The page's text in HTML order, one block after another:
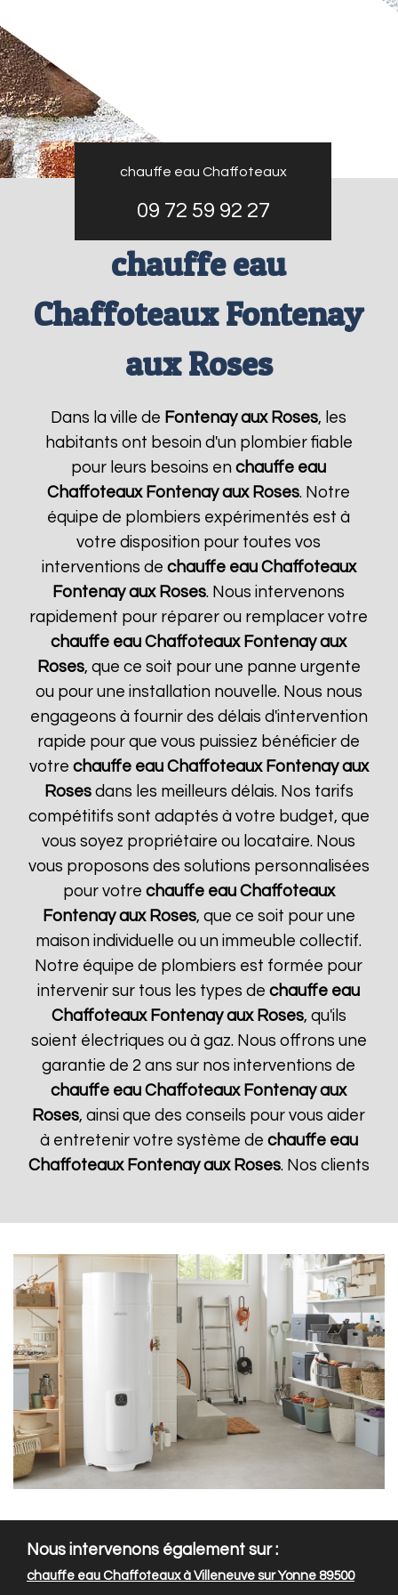
chauffe eau Chaffoteaux
09 72 59 92 27
chauffe eau
Chaffoteaux Fontenay
aux Roses
Dans la ville de Fontenay aux Roses, les
habitants ont besoin d'un plombier fiable
pour leurs besoins enchauffe eau
Chaffoteaux Fontenay aux Roses. Notre
équipe de plombiers expérimentés est à
votre disposition pour toutes vos
interventions de chauffe eau Chaffoteaux
Fontenay aux Roses. Nous intervenons
rapidement pour réparer ou remplacer votre
chauffe eau Chaffoteaux Fontenay aux
Roses, que ce soit pour une panne urgente
ou pour une installation nouvelle. Nous nous
engageons à fournir des délais d'intervention
rapide pour que vous puissiez bénéficier de
votre chauffe eau Chaffoteaux Fontenay aux
Rosesdans les meilleurs délais. Nos tarifs
compétitifs sont adaptés à votre budget, que
vous soyez propriétaire ou locataire. Nous
vous proposons des solutions personnalisées
pour votre chauffe eau Chaffoteaux
Fontenay aux Roses, que ce soit pour une
maison individuelle ou un immeuble collectif.
Notre équipe de plombiers est formée pour
intervenir sur tous les types dechauffe eau
Chaffoteaux Fontenay aux Roses, qu'ils
soient électriques ou à gaz. Nous offrons une
garantie de 2 ans sur nos interventions de
chauffe eau Chaffoteaux Fontenay aux
Roses, ainsi que des conseils pour vous aider
à entretenir votre système de chauffe eau
Chaffoteaux Fontenay aux Roses. Nos clients
Nous intervenons également sur :
chauffe eau Chaffoteaux à Villeneuve sur Yonne 89500